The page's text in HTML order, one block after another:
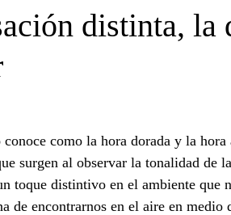
distinta, la
conoce como la hora dorada y la
surgen al observar la tonalidad de
toque distintivo en el ambiente que
de encontrarnos en el aire en